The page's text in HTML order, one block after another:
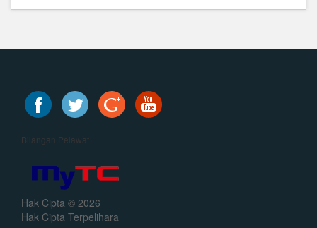
Bilangan Pelawat
Hak Cipta © 2026
Hak Cipta Terpelihara